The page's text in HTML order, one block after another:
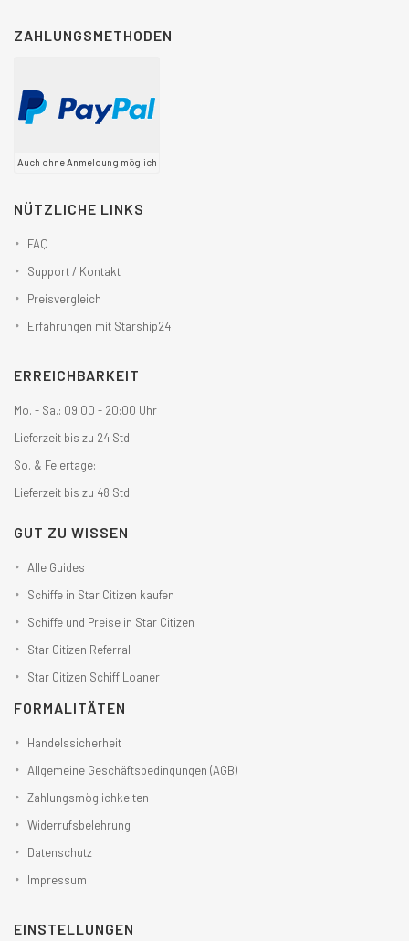
ZAHLUNGSMETHODEN
Auch ohne Anmeldung möglich
NÜTZLICHE LINKS
FAQ
Support / Kontakt
Preisvergleich
Erfahrungen mit Starship24
ERREICHBARKEIT
Mo. - Sa.: 09:00 - 20:00 Uhr
Lieferzeit bis zu 24 Std.
So. & Feiertage:
Lieferzeit bis zu 48 Std.
GUT ZU WISSEN
Alle Guides
Schiffe in Star Citizen kaufen
Schiffe und Preise in Star Citizen
Star Citizen Referral
Star Citizen Schiff Loaner
FORMALITÄTEN
Handelssicherheit
Allgemeine Geschäftsbedingungen (AGB)
Zahlungsmöglichkeiten
Widerrufsbelehrung
Datenschutz
Impressum
EINSTELLUNGEN